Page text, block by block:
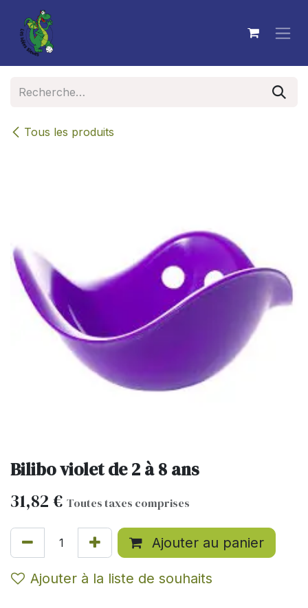
Se rendre au contenu
Tous les produits
Bilibo violet de 2 à 8 ans
31,82 € Toutes taxes comprises
Ajouter au panier
Ajouter à la liste de souhaits